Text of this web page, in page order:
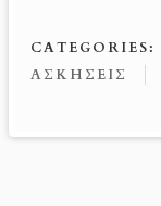
o
o
es
t
CATEGORIES:
ΑΣΚΉΣΕΙΣ